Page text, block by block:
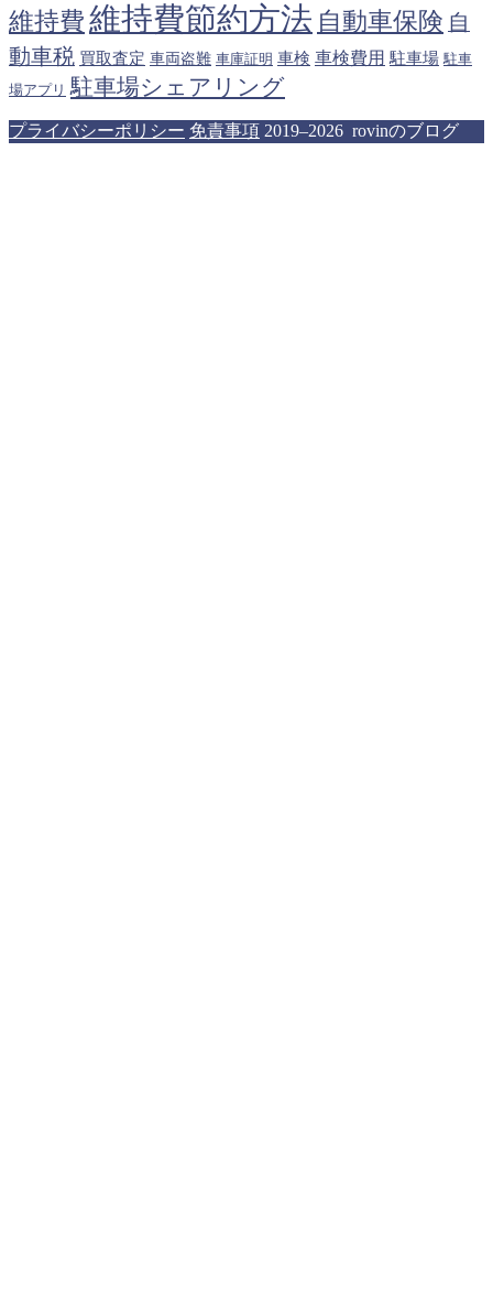
維持費 維持費節約方法 自動車保険 自
動車税 買取査定 車両盗難 車庫証明 車検 車検費用 駐車場 駐車
場アプリ 駐車場シェアリング
プライバシーポリシー 免責事項 2019–2026 rovinのブログ